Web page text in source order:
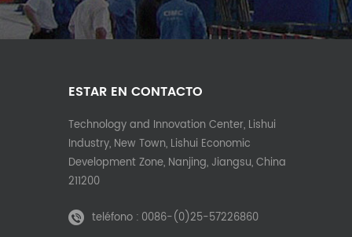
ESTAR EN CONTACTO
Technology and Innovation Center, Lishui
Industry, New Town, Lishui Economic
Development Zone, Nanjing, Jiangsu, China
211200
teléfono : 0086-(0)25-57226860